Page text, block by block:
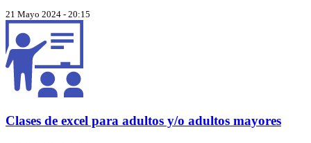
21 Mayo 2024 - 20:15
Clases de excel para adultos y/o adultos mayores